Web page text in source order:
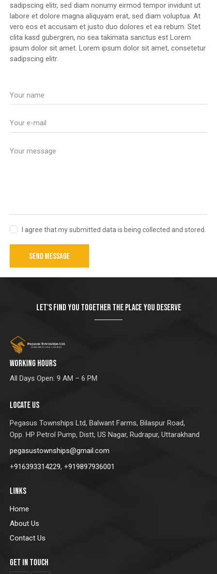
sadipscing elitr, sed diam nonumy eirmod tempor invidunt ut
labore et dolore magna aliquyam erat, sed diam voluptua. At
vero eos et accusam et justo duo dolores et ea rebum. Stet
clita kasd gubergren, no sea takimata sanctus est Lorem
ipsum dolor sit amet. Lorem ipsum dolor sit amet, consetetur
sadipscing elitr.
I agree that my submitted data is being collected and stored.
SEND MESSAGE
LET'S FIND YOU TOGETHER THE PLACE YOU DESERVE
WORKING HOURS
All Days Open: 9 AM – 6 PM
LOCATE US
Pegasus Townships Ltd, Balwant Farms, Bilaspur Road,
Opp. HP Petrol Pump, Distt, US Nagar, Rudrapur, Uttarakhand
pegasustownships@gmail.com
+916393314229, +919897936001
LINKS
Home
About Us
Contact Us
GET IN TOUCH